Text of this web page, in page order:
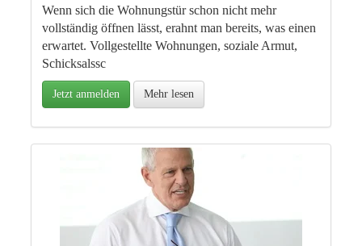
Wenn sich die Wohnungstür schon nicht mehr
vollständig öffnen lässt, erahnt man bereits, was einen
erwartet. Vollgestellte Wohnungen, soziale Armut,
Schicksalssc
Jetzt anmelden Mehr lesen